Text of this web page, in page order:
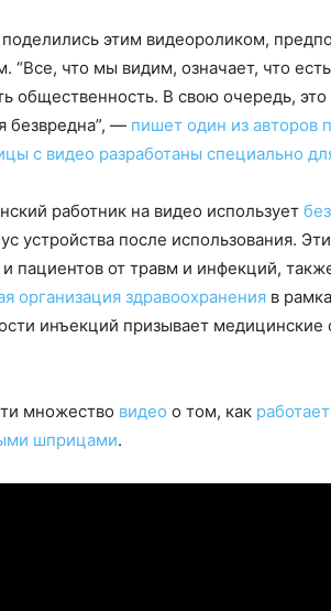
этим видеороликом,
“Все, что мы видим, означает, что
общественность. В свою очередь, это
безвредна”, — пишет один из авторов
с видео разработаны специально
работник на видео использует
устройства после использования.
пациентов от травм и инфекций,
организация здравоохранения в
инъекций призывает медицинские
множество видео о том, как
шприцами.